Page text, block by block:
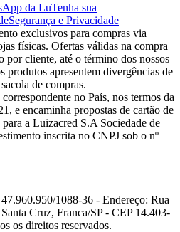
da LuTenha sua
Segurança e Privacidade
exclusivos para compras via
físicas. Ofertas válidas na compra
por cliente, até o término dos nossos
produtos apresentem divergências de
de compras.
no País, nos termos da
e encaminha propostas de cartão de
a Luizacred S.A Sociedade de
inscrita no CNPJ sob o nº
1088-36 - Endereço: Rua
Cruz, Franca/SP - CEP 14.403-
os direitos reservados.